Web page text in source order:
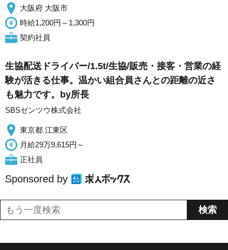
大阪府 大阪市
時給1,200円～1,300円
契約社員
生協配送ドライバー/1.5t/生協/販売・接客・営業の経
験が活きる仕事。温かい組合員さんとの距離の近さ
も魅力です。by所長
SBSゼンツウ株式会社
東京都 江東区
月給29万9,615円～
正社員
Sponsored by